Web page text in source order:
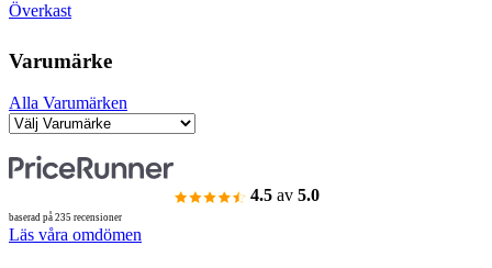
Överkast
Varumärke
Alla Varumärken
4.5 av 5.0
baserad på 235 recensioner
Läs våra omdömen